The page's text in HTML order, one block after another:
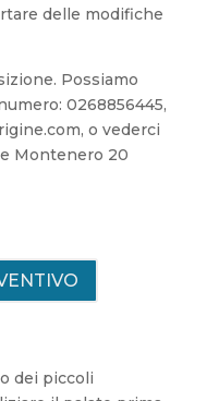
delle modifiche
Possiamo
0268856445,
o vederci
Montenero 20
dei piccoli